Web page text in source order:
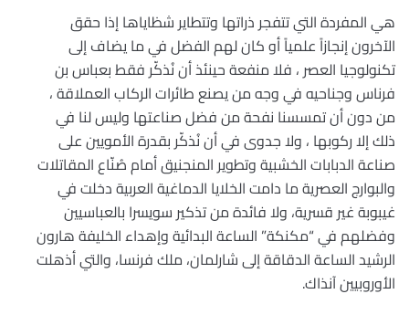
هي المفردة التي تتفجر ذراتها وتتطاير شظاياها إذا حقق
الآخرون إنجازاً علمياً أو كان لهم الفضل في ما يضاف إلى
تكنولوجيا العصر ، فلا منفعة حينئذ أن نُذكّر فقط بعباس بن
فرناس وجناحيه في وجه من يصنع طائرات الركاب العملاقة ،
من دون أن تمسسنا نفحة من فضل صناعتها وليس لنا في
ذلك إلا ركوبها ، ولا جدوى في أن نُذكّر بقدرة الأمويين على
صناعة الدبابات الخشبية وتطوير المنجنيق أمام صُنّاع المقاتلات
والبوارج العصرية ما دامت الخلايا الدماغية العربية دخلت في
غيبوبة غير قسرية، ولا فائدة من تذكير سويسرا بالعباسيين
وفضلهم في “مكنكة” الساعة البدائية وإهداء الخليفة هارون
الرشيد الساعة الدقاقة إلى شارلمان، ملك فرنسا، والتي أذهلت
الأوروبيين آنذاك.